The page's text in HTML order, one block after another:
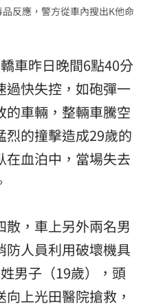
反應，警方從車內搜出K他命
車昨日晚間6點40分
過快失控，如砲彈一
的車輛，整輛車騰空
的撞擊造成29歲的
在血泊中，當場失去
散，車上另外兩名男
防人員利用破壞機具
男子（19歲），頭
上光田醫院搶救，